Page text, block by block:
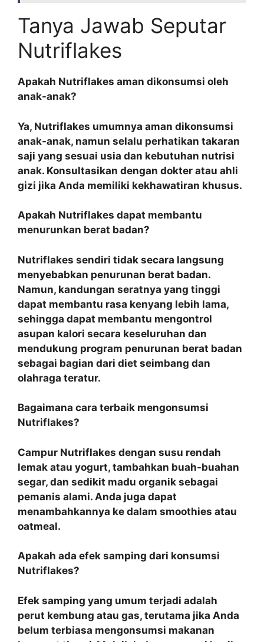
Tanya Jawab Seputar
Nutriflakes
Apakah Nutriflakes aman dikonsumsi oleh
anak-anak?
Ya, Nutriflakes umumnya aman dikonsumsi
anak-anak, namun selalu perhatikan takaran
saji yang sesuai usia dan kebutuhan nutrisi
anak. Konsultasikan dengan dokter atau ahli
gizi jika Anda memiliki kekhawatiran khusus.
Apakah Nutriflakes dapat membantu
menurunkan berat badan?
Nutriflakes sendiri tidak secara langsung
menyebabkan penurunan berat badan.
Namun, kandungan seratnya yang tinggi
dapat membantu rasa kenyang lebih lama,
sehingga dapat membantu mengontrol
asupan kalori secara keseluruhan dan
mendukung program penurunan berat badan
sebagai bagian dari diet seimbang dan
olahraga teratur.
Bagaimana cara terbaik mengonsumsi
Nutriflakes?
Campur Nutriflakes dengan susu rendah
lemak atau yogurt, tambahkan buah-buahan
segar, dan sedikit madu organik sebagai
pemanis alami. Anda juga dapat
menambahkannya ke dalam smoothies atau
oatmeal.
Apakah ada efek samping dari konsumsi
Nutriflakes?
Efek samping yang umum terjadi adalah
perut kembung atau gas, terutama jika Anda
belum terbiasa mengonsumsi makanan